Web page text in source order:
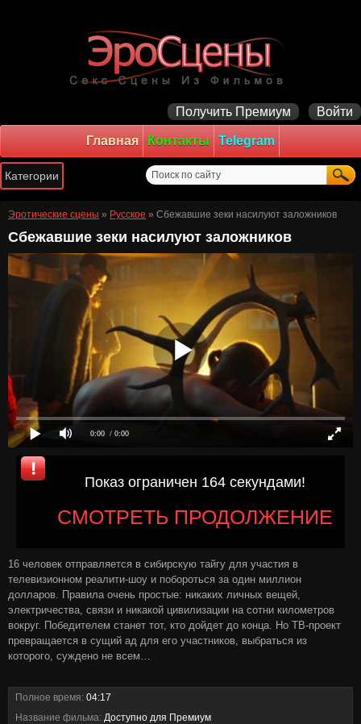
Получить Премиум Войти
Главная Контакты Telegram
Эротические сцены » Русское » Сбежавшие зеки насилуют заложников
Сбежавшие зеки насилуют заложников
0:00 / 0:00
Показ ограничен 164 секундами!
СМОТРЕТЬ ПРОДОЛЖЕНИЕ
16 человек отправляется в сибирскую тайгу для участия в
телевизионном реалити-шоу и побороться за один миллион
долларов. Правила очень простые: никаких личных вещей,
электричества, связи и никакой цивилизации на сотни километров
вокруг. Победителем станет тот, кто дойдет до конца. Но ТВ-проект
превращается в сущий ад для его участников, выбраться из
которого, суждено не всем…
Полное время: 04:17
Название фильма: Доступно для Премиум